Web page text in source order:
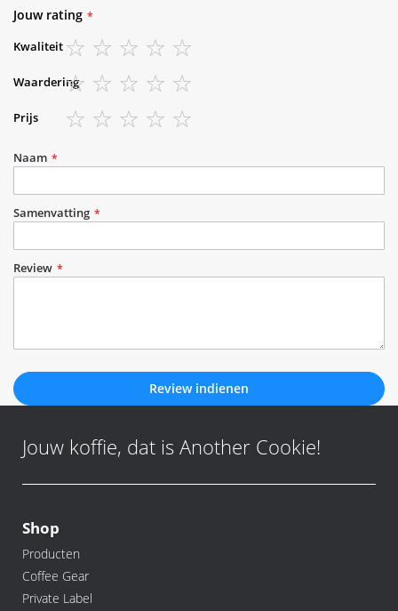
Jouw rating
Kwaliteit
star
stars
stars
stars
stars
Waardering
star
stars
stars
stars
stars
Prijs
Naam
Samenvatting
Review
Review indienen
Jouw koffie, dat is Another Cookie!
Shop
Producten
Coffee Gear
Private Label